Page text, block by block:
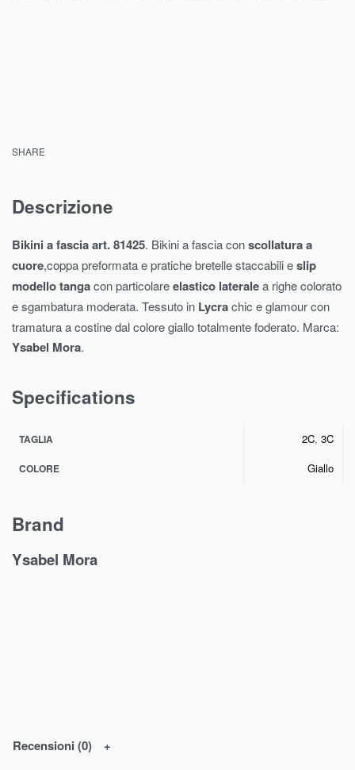
SHARE
Descrizione
Bikini a fascia art. 81425. Bikini a fascia conscollatura a
cuore,coppa preformata e pratiche bretelle staccabili eslip
modellotangacon particolareelastico lateralea righe colorato
e sgambatura moderata. Tessuto in Lycrachic e glamour con
tramatura a costine dal colore giallo totalmente foderato. Marca:
Ysabel Mora.
Specifications
TAGLIA 2C, 3C
COLORE Giallo
Brand
Ysabel Mora
Recensioni (0)